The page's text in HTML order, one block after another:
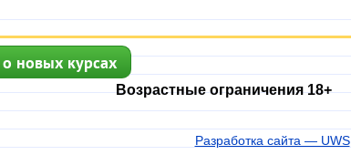
о новых курсах
Возрастные ограничения 18+
Разработка сайта — UWS